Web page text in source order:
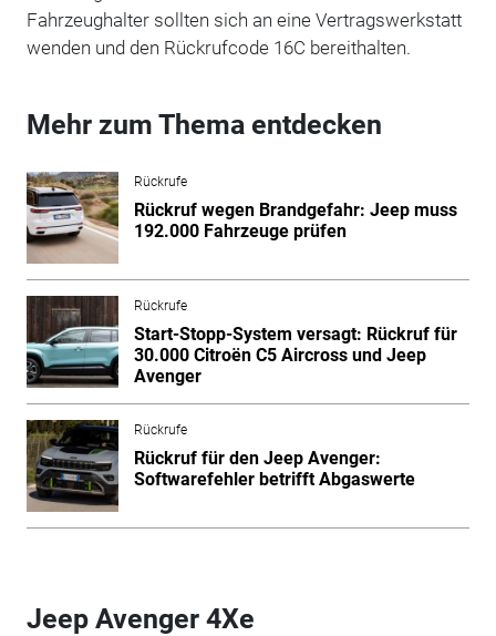
Fahrzeughalter sollten sich an eine Vertragswerkstatt
wenden und den Rückrufcode 16C bereithalten.
Mehr zum Thema entdecken
Rückrufe
Rückruf wegen Brandgefahr: Jeep muss
192.000 Fahrzeuge prüfen
Rückrufe
Start-Stopp-System versagt: Rückruf für
30.000 Citroën C5 Aircross und Jeep
Avenger
Rückrufe
Rückruf für den Jeep Avenger:
Softwarefehler betrifft Abgaswerte
Jeep Avenger 4Xe